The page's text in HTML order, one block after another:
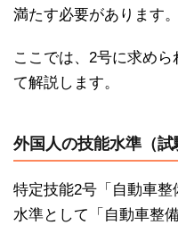
満たす必要があります。
ここでは、2号に求め
て解説します。
外国人の技能水準（試
特定技能2号「自動車
水準として「自動車整